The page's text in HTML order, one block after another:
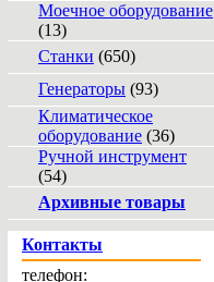
Моечное оборудование
(13)
Станки (650)
Генераторы (93)
Климатическое
оборудование (36)
Ручной инструмент
(54)
Архивные товары
Контакты
телефон: